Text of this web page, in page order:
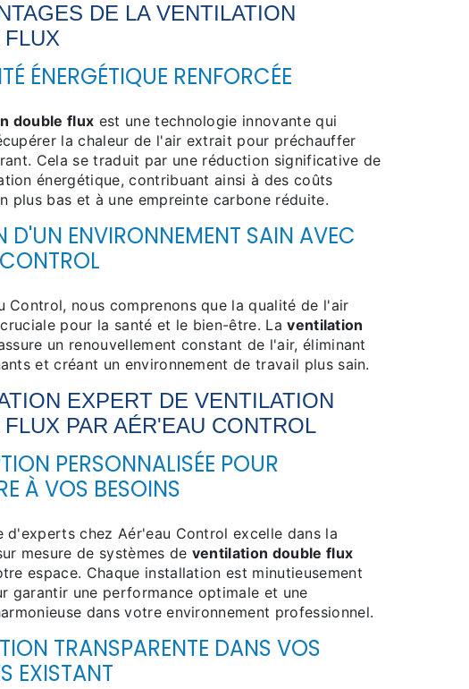
DE LA VENTILATION
FLUX
ÉNERGÉTIQUE RENFORCÉE
double flux est une technologie innovante qui
la chaleur de l'air extrait pour préchauffer
Cela se traduit par une réduction significative de
énergétique, contribuant ainsi à des coûts
plus bas et à une empreinte carbone réduite.
D'UN ENVIRONNEMENT SAIN AVEC
Control, nous comprenons que la qualité de l'air
pour la santé et le bien-être. Laventilation
un renouvellement constant de l'air, éliminant
et créant un environnement de travail plus sain.
EXPERT DE VENTILATION
FLUX PAR AÉR'EAU CONTROL
PERSONNALISÉE POUR
À VOS BESOINS
d'experts chez Aér'eau Control excelle dans la
mesure de systèmes de ventilation double flux
espace. Chaque installation est minutieusement
garantir une performance optimale et une
dans votre environnement professionnel.
TRANSPARENTE DANS VOS
EXISTANT